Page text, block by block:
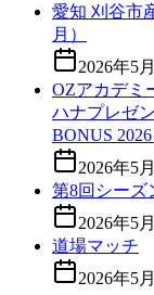
愛知 刈谷市
月）
2026年5
OZアカデミ
ハナプレゼ
BONUS
2026年5
第8回シーズ
2026年5
道場マッチ
2026年5